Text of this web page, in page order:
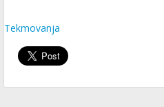
Tekmovanja